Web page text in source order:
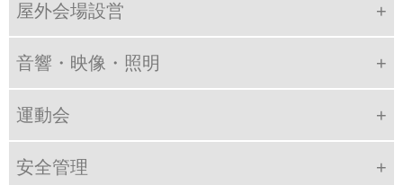
屋外会場設営
音響・映像・照明
運動会
安全管理